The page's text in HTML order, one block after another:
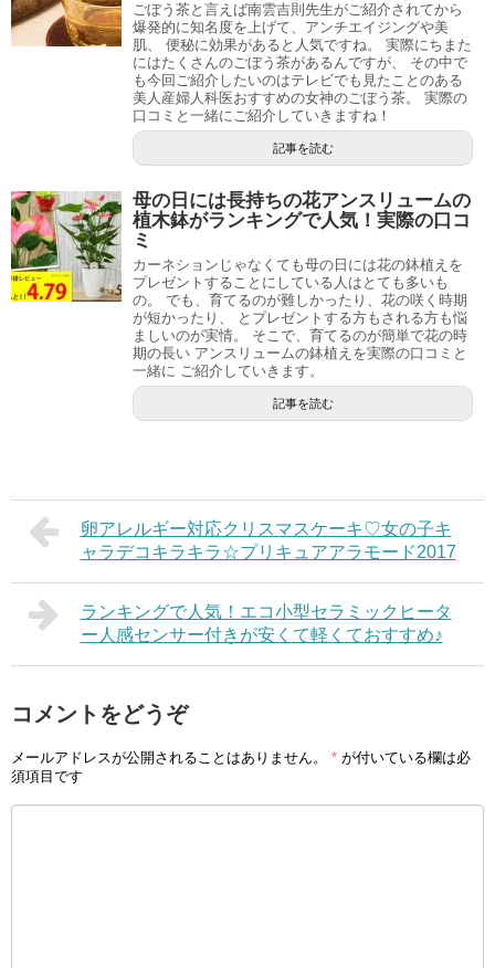
ごぼう茶と言えば南雲吉則先生がご紹介されてから
爆発的に知名度を上げて、アンチエイジングや美
肌、 便秘に効果があると人気ですね。 実際にちまた
にはたくさんのごぼう茶があるんですが、 その中で
も今回ご紹介したいのはテレビでも見たことのある
美人産婦人科医おすすめの女神のごぼう茶。 実際の
口コミと一緒にご紹介していきますね！
記事を読む
母の日には長持ちの花アンスリュームの
植木鉢がランキングで人気！実際の口コ
ミ
カーネションじゃなくても母の日には花の鉢植えを
プレゼントすることにしている人はとても多いも
の。 でも、育てるのが難しかったり、花の咲く時期
が短かったり、 とプレゼントする方もされる方も悩
ましいのが実情。 そこで、育てるのが簡単で花の時
期の長い アンスリュームの鉢植えを実際の口コミと
一緒に ご紹介していきます。
記事を読む
卵アレルギー対応クリスマスケーキ♡女の子キ
ャラデコキラキラ☆プリキュアアラモード2017
ランキングで人気！エコ小型セラミックヒータ
ー人感センサー付きが安くて軽くておすすめ♪
コメントをどうぞ
メールアドレスが公開されることはありません。 * が付いている欄は必
須項目です